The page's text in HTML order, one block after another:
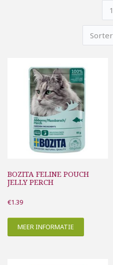
BOZITA FELINE POUCH
JELLY PERCH
€1.39
MEER INFORMATIE